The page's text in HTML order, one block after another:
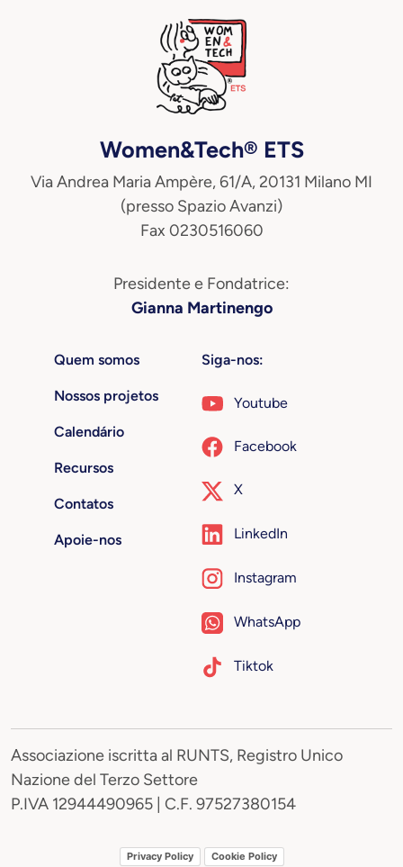
Women&Tech® ETS
Via Andrea Maria Ampère, 61/A, 20131 Milano MI
(presso Spazio Avanzi)
Fax 0230516060
Presidente e Fondatrice:
Gianna Martinengo
Quem somos
Nossos projetos
Calendário
Recursos
Contatos
Apoie-nos
Siga-nos:
Youtube
Facebook
X
LinkedIn
Instagram
WhatsApp
Tiktok
Associazione iscritta al RUNTS, Registro Unico
Nazione del Terzo Settore
P.IVA 12944490965 | C.F. 97527380154
Privacy Policy Cookie Policy